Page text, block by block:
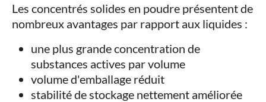
Les concentrés solides en poudre présentent de
nombreux avantages par rapport aux liquides :
une plus grande concentration de
substances actives par volume
volume d'emballage réduit
stabilité de stockage nettement améliorée